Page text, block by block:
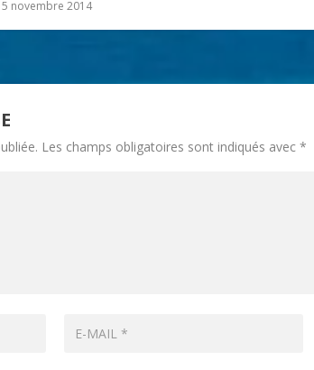
novembre 2014
Les champs obligatoires sont indiqués avec*